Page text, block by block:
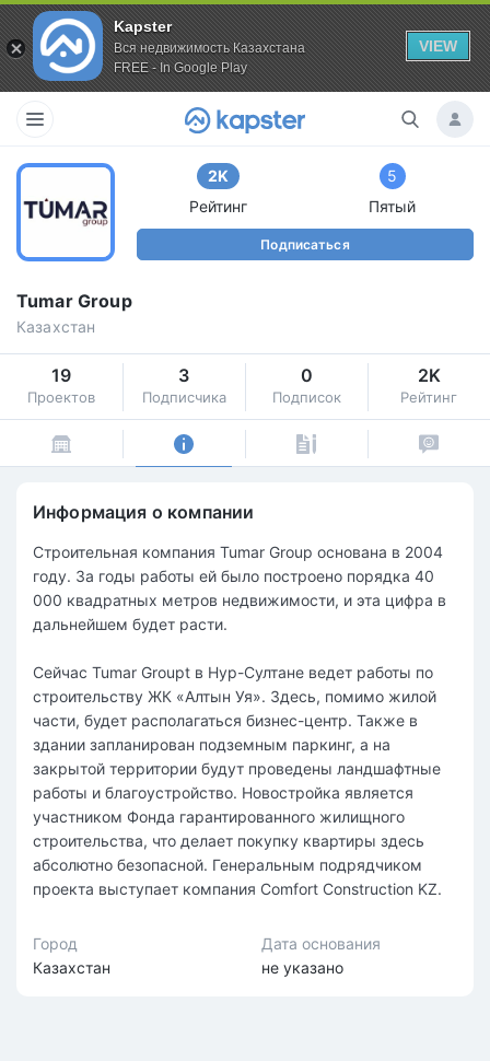
Kapster
Вся недвижимость Казахстана
FREE - In Google Play
VIEW
2K
Рейтинг
5
Пятый
Подписаться
Tumar Group
Казахстан
19
Проектов
3
Подписчика
0
Подписок
2K
Рейтинг
Информация о компании
Строительная компания Tumar Group основана в 2004
году. За годы работы ей было построено порядка 40
000 квадратных метров недвижимости, и эта цифра в
дальнейшем будет расти.
Сейчас Tumar Groupt в Нур-Султане ведет работы по
строительству ЖК «Алтын Уя». Здесь, помимо жилой
части, будет располагаться бизнес-центр. Также в
здании запланирован подземным паркинг, а на
закрытой территории будут проведены ландшафтные
работы и благоустройство. Новостройка является
участником Фонда гарантированного жилищного
строительства, что делает покупку квартиры здесь
абсолютно безопасной. Генеральным подрядчиком
проекта выступает компания Comfort Construction KZ.
Город
Казахстан
Дата основания
не указано